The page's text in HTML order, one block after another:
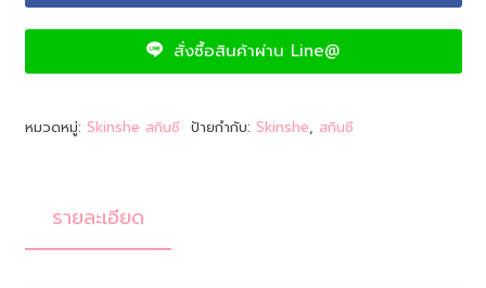
สั่งซื้อสินค้าผ่าน Line@
หมวดหมู่: Skinshe สกินชี ป้ายกำกับ: Skinshe, สกินชี
รายละเอียด